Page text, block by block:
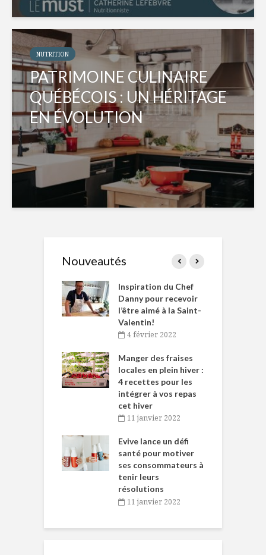
NUTRITION
PATRIMOINE CULINAIRE
QUÉBÉCOIS : UN HÉRITAGE
EN ÉVOLUTION
Nouveautés
Inspiration du Chef
Danny pour recevoir
l’être aimé à la Saint-
Valentin!
4 février 2022
Manger des fraises
locales en plein hiver :
4 recettes pour les
intégrer à vos repas
cet hiver
11 janvier 2022
Evive lance un défi
santé pour motiver
ses consommateurs à
tenir leurs
résolutions
11 janvier 2022